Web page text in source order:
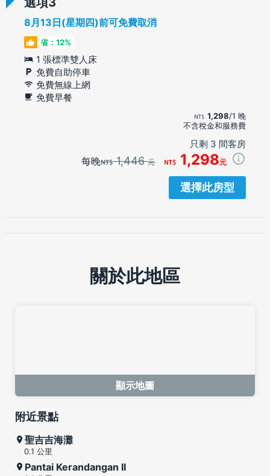
8月13日(星期四)前可免費取消
省：12%
1 張標準雙人床
免費自助停車
免費無線上網
免費早餐
1,298/1 晚
不含稅金和服務費
只剩 3 間客房
每晚 1,446元 1,298元
選擇此房型
關於此地區
顯示地圖
附近景點
聖吉吉海灘
0.1 公里
Pantai Kerandangan II